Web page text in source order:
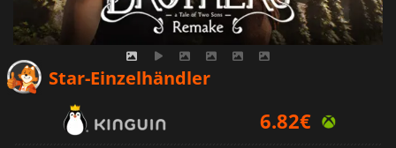
Star-Einzelhändler
6.82€